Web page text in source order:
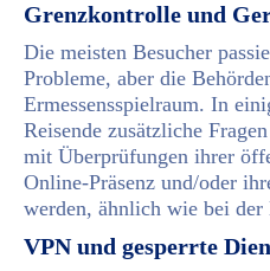
Grenzkontrolle und
Die meisten Besucher
Probleme, aber die
Ermessensspielraum. In
Reisende zusätzliche
mit Überprüfungen ihrer
Online-Präsenz und/oder
werden, ähnlich wie bei
VPN und gesperrte